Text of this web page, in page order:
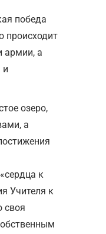
победа
происходит
армии, а
и
озеро,
а
к
Учителя к
своя